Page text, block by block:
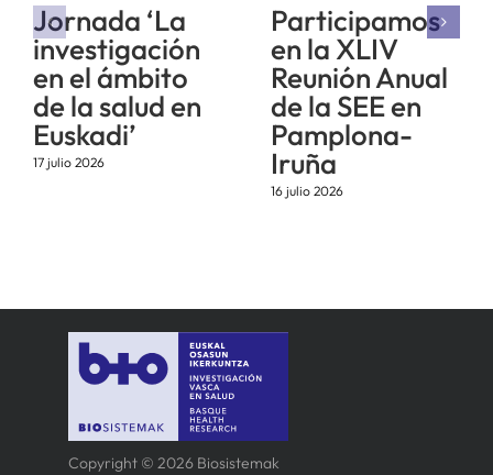
Jornada ‘La
investigación
en el ámbito
de la salud en
Euskadi’
17 julio 2026
Participamos
en la XLIV
Reunión Anual
de la SEE en
Pamplona-
Iruña
16 julio 2026
Copyright © 2026 Biosistemak